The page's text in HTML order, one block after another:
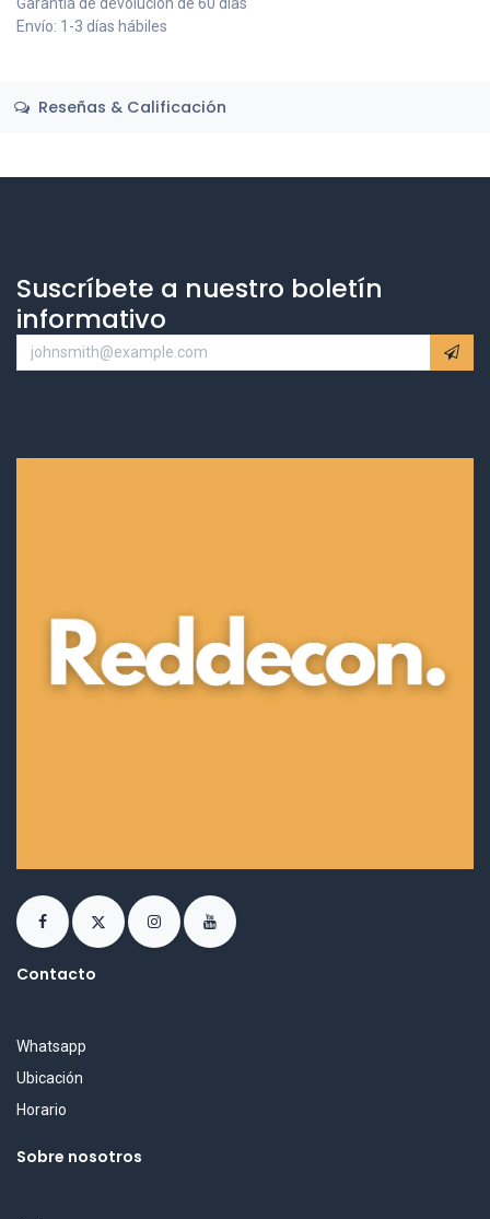
Garantía de devolución de 60 días
Envío: 1-3 días hábiles
Reseñas & Calificación
Suscríbete a nuestro boletín
informativo
Contacto
Whatsapp
Ubicación
Horario
Sobre nosotros